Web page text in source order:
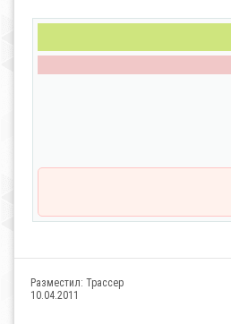
Разместил: Трассер
10.04.2011